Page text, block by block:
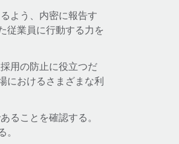
よう、内密に報告す
従業員に行動する力を
用の防止に役立つだ
におけるさまざまな利
ることを確認する。